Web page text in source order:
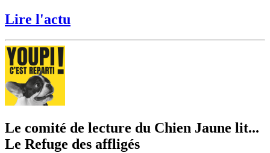
Lire l'actu
Le comité de lecture du Chien Jaune lit...
Le Refuge des affligés